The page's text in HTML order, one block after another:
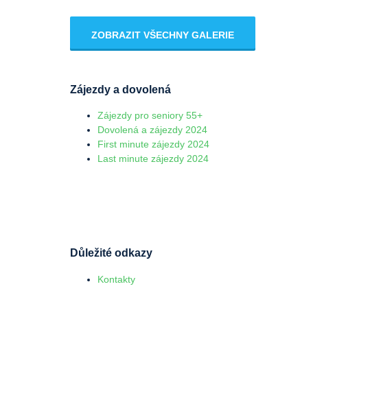
ZOBRAZIT VŠECHNY GALERIE
Zájezdy a dovolená
Zájezdy pro seniory 55+
Dovolená a zájezdy 2024
First minute zájezdy 2024
Last minute zájezdy 2024
Důležité odkazy
Kontakty